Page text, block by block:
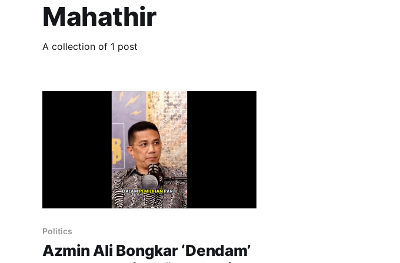
Mahathir
A collection of 1 post
Politics
Azmin Ali Bongkar ‘Dendam’